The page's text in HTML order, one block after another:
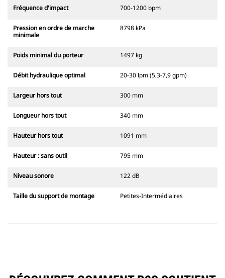
Fréquence d'impact 700-1200 bpm
Pression en ordre de marche
minimale
8798 kPa
Poids minimal du porteur 1497 kg
Débit hydraulique optimal 20-30 lpm (5,3-7,9 gpm)
Largeur hors tout 300 mm
Longueur hors tout 340 mm
Hauteur hors tout 1091 mm
Hauteur : sans outil 795 mm
Niveau sonore 122 dB
Taille du support de montage Petites-Intermédiaires